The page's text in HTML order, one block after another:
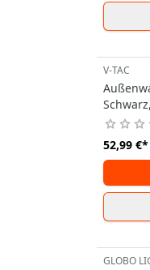
V-TAC
52,99 €*
GLOBO